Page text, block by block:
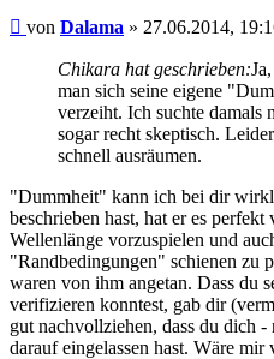
Beitrag
von Dalama » 27.06.2014,
Chikara hat geschrieben:
man sich seine eigene
verzeiht. Ich suchte damals
sogar recht skeptisch.
schnell ausräumen.
"Dummheit" kann ich bei dir
beschrieben hast, hat er es
Wellenlänge vorzuspielen und
"Randbedingungen" schienen zu
waren von ihm angetan. Dass du
verifizieren konntest, gab dir
gut nachvollziehen, dass du dich
darauf eingelassen hast. Wäre mir